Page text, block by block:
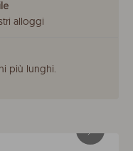
alloggi
più lunghi.